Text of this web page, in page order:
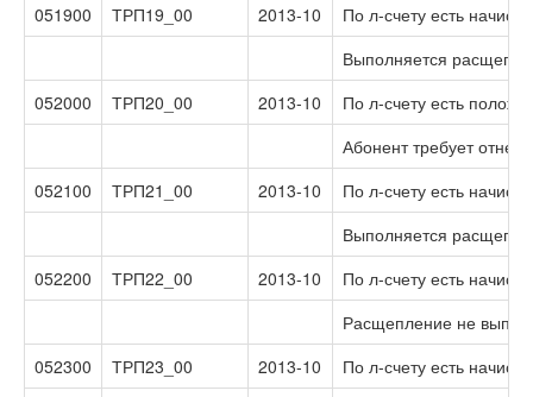
051900
ТРП19_00 2013-10
По л-счету есть
Выполняется
052000
ТРП20_00 2013-10
По л-счету есть
Абонент требует
052100
ТРП21_00 2013-10
По л-счету есть
Выполняется
052200
ТРП22_00 2013-10
По л-счету есть
Расщепление не
052300
ТРП23_00 2013-10
По л-счету есть